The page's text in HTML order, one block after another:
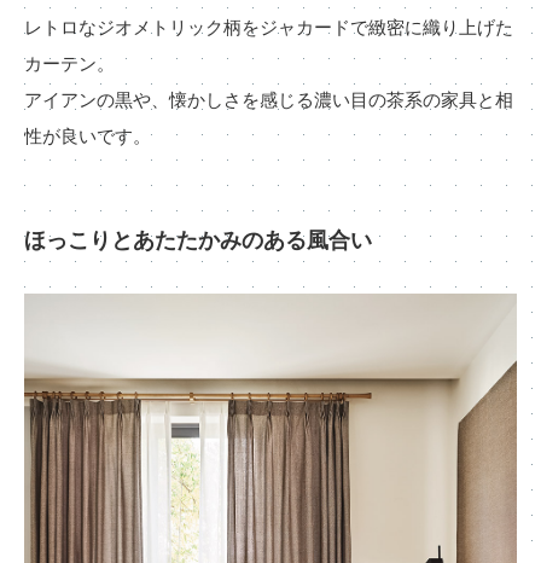
レトロなジオメトリック柄をジャカードで緻密に織り上げた
カーテン。
アイアンの黒や、懐かしさを感じる濃い目の茶系の家具と相
性が良いです。
ほっこりとあたたかみのある風合い